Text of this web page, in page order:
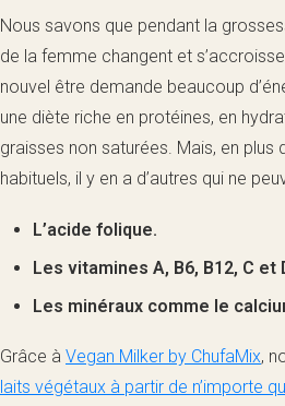
Nous savons que pendant la
de la femme changent et
nouvel être demande beaucoup
une diète riche en protéines, en
graisses non saturées. Mais, en plus
habituels, il y en a d’autres qui ne
L’acide folique.
Les vitamines A, B6, B12, C et
Les minéraux comme le
Grâce à Vegan Milker by ChufaMix,
laits végétaux à partir de n’importe